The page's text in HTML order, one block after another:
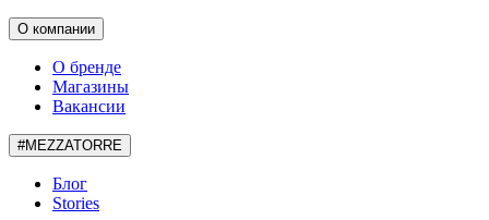
О компании
О бренде
Магазины
Вакансии
#MEZZATORRE
Блог
Stories